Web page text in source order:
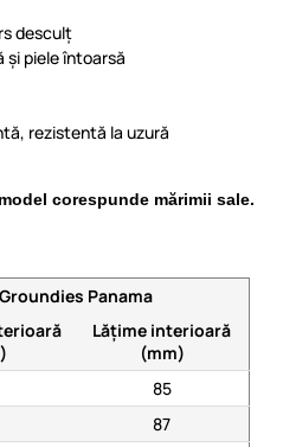
desculț
și piele întoarsă
rezistentă la uzură
corespunde mărimii sale.
Panama
Lățime interioară
(mm)
85
87